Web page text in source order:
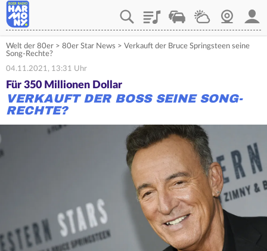
PlaylistVerkehrWetterWebcam
Welt der 80er > 80er Star News > Verkauft der Bruce Springsteen seine
Song-Rechte?
04.11.2021, 13:31 Uhr
Für 350 Millionen Dollar
VERKAUFT DER BOSS SEINE SONG-
RECHTE?